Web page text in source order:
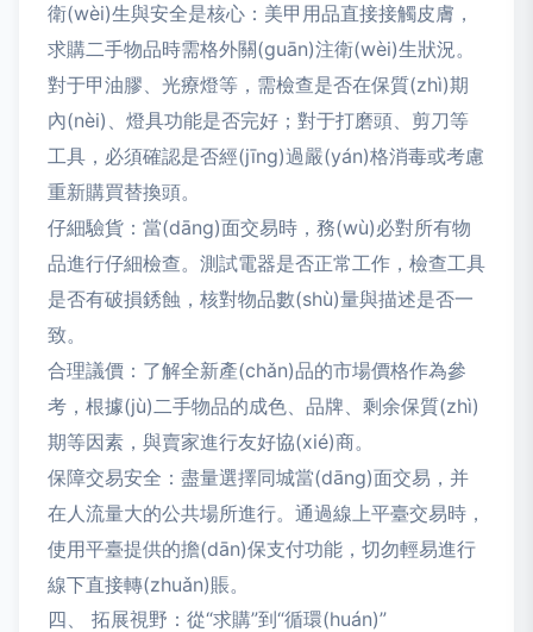
衛(wèi)生與安全是核心：美甲用品直接接觸皮膚，
求購二手物品時需格外關(guān)注衛(wèi)生狀況。
對于甲油膠、光療燈等，需檢查是否在保質(zhì)期
內(nèi)、燈具功能是否完好；對于打磨頭、剪刀等
工具，必須確認是否經(jīng)過嚴(yán)格消毒或考慮
重新購買替換頭。
仔細驗貨：當(dāng)面交易時，務(wù)必對所有物
品進行仔細檢查。測試電器是否正常工作，檢查工具
是否有破損銹蝕，核對物品數(shù)量與描述是否一
致。
合理議價：了解全新產(chǎn)品的市場價格作為參
考，根據(jù)二手物品的成色、品牌、剩余保質(zhì)
期等因素，與賣家進行友好協(xié)商。
保障交易安全：盡量選擇同城當(dāng)面交易，并
在人流量大的公共場所進行。通過線上平臺交易時，
使用平臺提供的擔(dān)保支付功能，切勿輕易進行
線下直接轉(zhuǎn)賬。
四、 拓展視野：從“求購”到“循環(huán)”